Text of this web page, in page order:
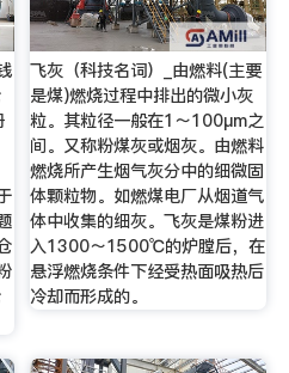
飞灰（科技名词）_由燃料(主要
是煤)燃烧过程中排出的微小灰
粒。其粒径一般在1～100μm之
间。又称粉煤灰或烟灰。由燃料
燃烧所产生烟气灰分中的细微固
体颗粒物。如燃煤电厂从烟道气
体中收集的细灰。飞灰是煤粉进
入1300～1500℃的炉膛后，在
悬浮燃烧条件下经受热面吸热后
冷却而形成的。